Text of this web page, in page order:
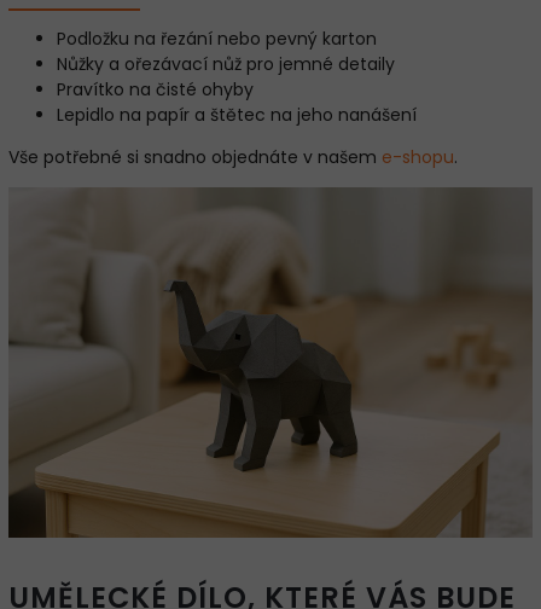
Podložku na řezání nebo pevný karton
Nůžky a ořezávací nůž pro jemné detaily
Pravítko na čisté ohyby
Lepidlo na papír a štětec na jeho nanášení
Vše potřebné si snadno objednáte v našem e-shopu.
UMĚLECKÉ DÍLO, KTERÉ VÁS BUDE